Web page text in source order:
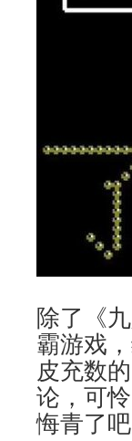
除了《
霸游戏
皮充数
论，可
悔青了吧